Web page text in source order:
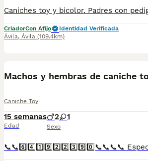
CriadorCon Afijo
Identidad Verificada
Ávila, Ávila (109.4km)
Machos y hembras de caniche
Caniche Toy
15 semanas
Edad
2 1
Sexo